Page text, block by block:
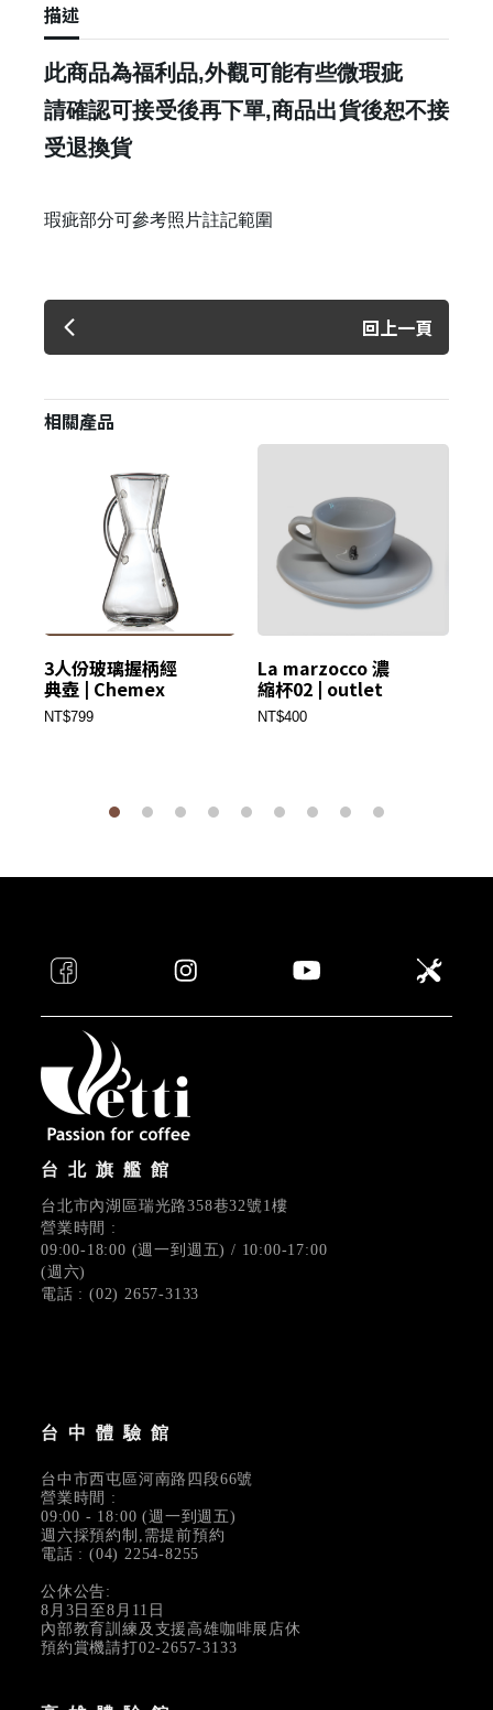
描述
此商品為福利品,外觀可能有些微瑕疵
請確認可接受後再下單,商品出貨後恕不接
受退換貨
瑕疵部分可參考照片註記範圍
回上一頁
相關產品
3人份玻璃握柄經
典壺 | Chemex
NT$799
La marzocco 濃
縮杯02 | outlet
NT$400
台北旗艦館
台北市內湖區瑞光路358巷32號1樓
營業時間 :
09:00-18:00 (週一到週五) / 10:00-17:00
(週六)
電話 : (02) 2657-3133
台中體驗館
台中市西屯區河南路四段66號
營業時間 :
09:00 - 18:00 (週一到週五)
週六採預約制,需提前預約
電話 : (04) 2254-8255
公休公告:
8月3日至8月11日
內部教育訓練及支援高雄咖啡展店休
預約賞機請打02-2657-3133